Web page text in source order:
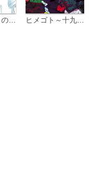
恋は雨上がりのように ヒメゴト～十九歳の制服～